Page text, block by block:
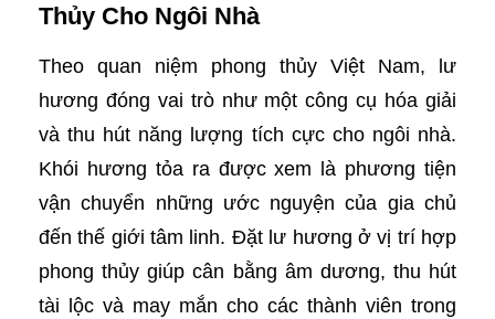
Thủy Cho Ngôi Nhà
Theo quan niệm phong thủy Việt Nam, lư
hương đóng vai trò như một công cụ hóa giải
và thu hút năng lượng tích cực cho ngôi nhà.
Khói hương tỏa ra được xem là phương tiện
vận chuyển những ước nguyện của gia chủ
đến thế giới tâm linh. Đặt lư hương ở vị trí hợp
phong thủy giúp cân bằng âm dương, thu hút
tài lộc và may mắn cho các thành viên trong